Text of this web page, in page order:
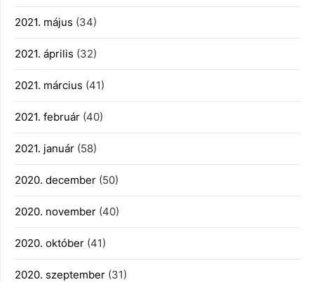
2021. május (34)
2021. április (32)
2021. március (41)
2021. február (40)
2021. január (58)
2020. december (50)
2020. november (40)
2020. október (41)
2020. szeptember (31)